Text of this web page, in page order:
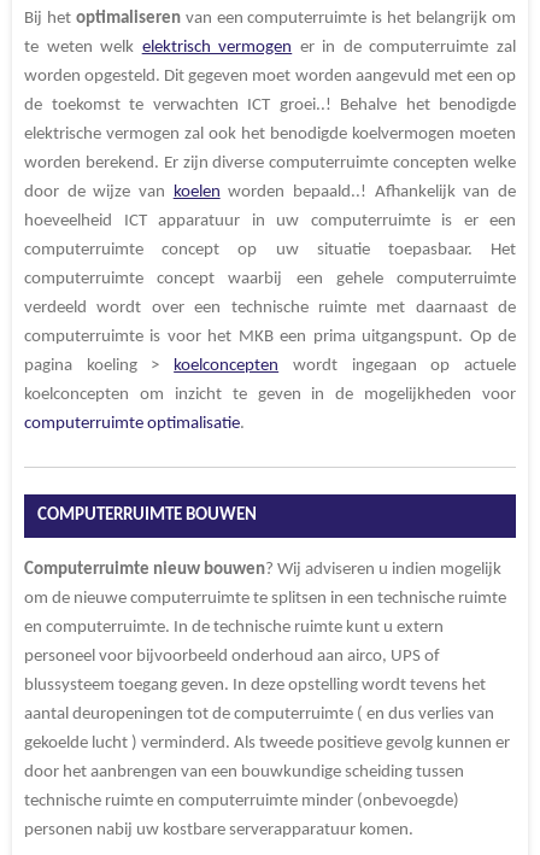
Bij het optimaliserenvan een computerruimte is het belangrijk om
te weten welk elektrisch vermogen er in de computerruimte zal
worden opgesteld. Dit gegeven moet worden aangevuld met een op
de toekomst te verwachten ICT groei..! Behalve het benodigde
elektrische vermogen zal ook het benodigde koelvermogen moeten
worden berekend. Er zijn diverse computerruimte concepten welke
door de wijze van koelen worden bepaald..! Afhankelijk van de
hoeveelheid ICT apparatuur in uw computerruimte is er een
computerruimte concept op uw situatie toepasbaar. Het
computerruimte concept waarbij een gehele computerruimte
verdeeld wordt over een technische ruimte met daarnaast de
computerruimte is voor het MKB een prima uitgangspunt. Op de
pagina koeling > koelconcepten wordt ingegaan op actuele
koelconcepten om inzicht te geven in de mogelijkheden voor
computerruimte optimalisatie.
COMPUTERRUIMTE BOUWEN
Computerruimte nieuw bouwen? Wij adviseren u indien mogelijk
om de nieuwe computerruimte te splitsen in een technische ruimte
en computerruimte. In de technische ruimte kunt u extern
personeel voor bijvoorbeeld onderhoud aan airco, UPS of
blussysteem toegang geven. In deze opstelling wordt tevens het
aantal deuropeningen tot de computerruimte ( en dus verlies van
gekoelde lucht ) verminderd. Als tweede positieve gevolg kunnen er
door het aanbrengen van een bouwkundige scheiding tussen
technische ruimte en computerruimte minder (onbevoegde)
personen nabij uw kostbare serverapparatuur komen.